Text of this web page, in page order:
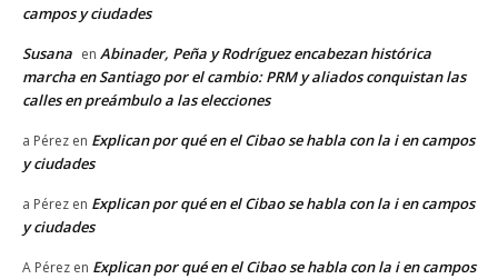
campos y ciudades
Susana en Abinader, Peña y Rodríguez encabezan histórica
marcha en Santiago por el cambio: PRM y aliados conquistan las
calles en preámbulo a las elecciones
a Pérez en Explican por qué en el Cibao se habla con la i en campos
y ciudades
a Pérez en Explican por qué en el Cibao se habla con la i en campos
y ciudades
A Pérez en Explican por qué en el Cibao se habla con la i en campos